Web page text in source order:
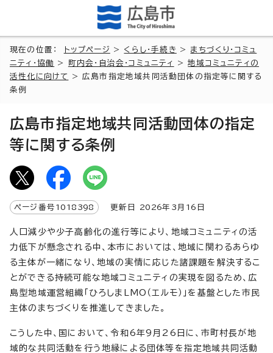
現在の位置： トップページ > くらし・手続き > まちづくり・コミュ
ニティ・協働
> 町内会・自治会・コミュニティ >地域コミュニティの
活性化に向けて
> 広島市指定地域共同活動団体の指定等に関する
条例
広島市指定地域共同活動団体の指定
等に関する条例
ページ番号 1018398 更新日 2026年3月 16 日
人口減少や少子高齢化の進行等により、地域コミュニティの活
力低下が懸念される中、本市においては、地域に関わるあらゆ
る主体が一緒になり、地域の実情に応じた諸課題を解決するこ
とができる持続可能な地域コミュニティの実現を図るため、広
島型地域運営組織「ひろしまLMO（エルモ）」を基盤とした市民
主体のまちづくりを推進してきました。
こうした中、国において、令和6年9月26日に、市町村長が地
域的な共同活動を行う地縁による団体等を指定地域共同活動